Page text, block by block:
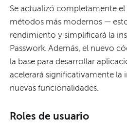
Se actualizó completamente
métodos más modernos —
rendimiento y simplificará la
Passwork. Además, el nuevo
la base para desarrollar
acelerará significativamente la
nuevas funcionalidades.
Roles de usuario